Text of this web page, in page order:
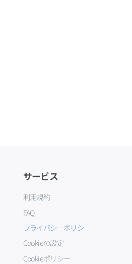
サービス
利用規約
FAQ
プライバシーポリシー
Cookieの設定
Cookieポリシー